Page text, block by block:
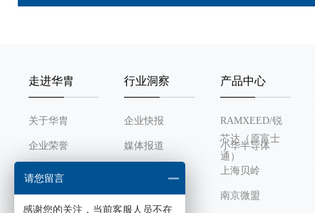
走进华胄
关于华胄
企业荣誉
发展历程
组织架构
行业洞察
企业快报
媒体报道
产品中心
RAMXEED/锐
芯达（原富士
通）
小华半导体
上海贝岭
南京微盟
请您留言
感谢您的关注，当前客服人员不在